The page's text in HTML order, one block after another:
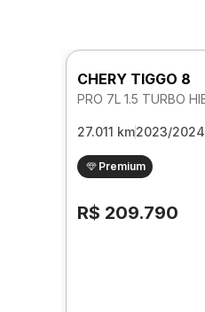
CHERY TIGGO 8
27.011 km2023/2024
Premium
R$ 209.790